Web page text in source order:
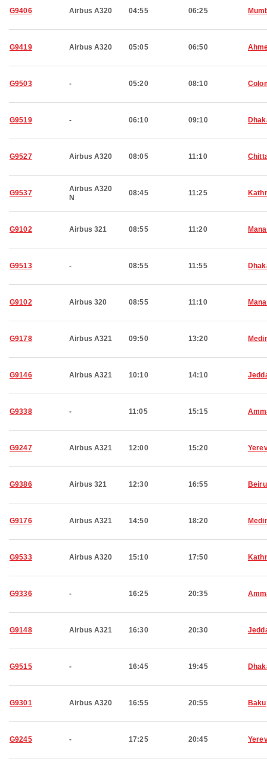
G9406 Airbus A320 04:55 06:25
G9419 Airbus A320 05:05 06:50
G9503 - 05:20 08:10
G9519 - 06:10 09:10
G9527 Airbus A320 08:05 11:10
G9537
Airbus A320
N
08:45 11:25
G9102 Airbus 321 08:55 11:20
G9513 - 08:55 11:55
G9102 Airbus 320 08:55 11:10
G9178 Airbus A321 09:50 13:20
G9146 Airbus A321 10:10 14:10
G9338 - 11:05 15:15
G9247 Airbus A321 12:00 15:20
G9386 Airbus 321 12:30 16:55
G9176 Airbus A321 14:50 18:20
G9533 Airbus A320 15:10 17:50
G9336 - 16:25 20:35
G9148 Airbus A321 16:30 20:30
G9515 - 16:45 19:45
G9301 Airbus A320 16:55 20:55 Baku
G9245 - 17:25 20:45